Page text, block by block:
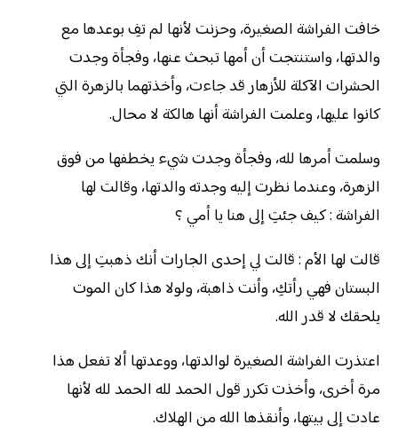
خافت الفراشة الصغيرة، وحزنت لأنها لم تفِ بوعدها مع
والدتها، واستنتجت أن أمها تبحث عنها، وفجأة وجدت
الحشرات الآكلة للأزهار قد جاءت، وأخذتهما بالزهرة التي
كانوا عليها، وعلمت الفراشة أنها هالكة لا محال.
وسلمت أمرها لله، وفجأة وجدت شيء يخطفها من فوق
الزهرة، وعندما نظرت إليه وجدته والدتها، وقالت لها
الفراشة : كيف جئتِ إلى هنا يا أمي ؟
قالت لها الأم : قالت لي إحدى الجارات أنك ذهبتِ إلى هذا
البستان فهي رأتكِ، وأنت ذاهبة، ولولا هذا كان الموت
يلحقك لا قدر الله.
اعتذرت الفراشة الصغيرة لوالدتها، ووعدتها ألا تفعل هذا
مرة أخرى، وأخذت تكرر قول الحمد لله الحمد لله لأنها
عادت إلى بيتها، وأنقذها الله من الهلاك.